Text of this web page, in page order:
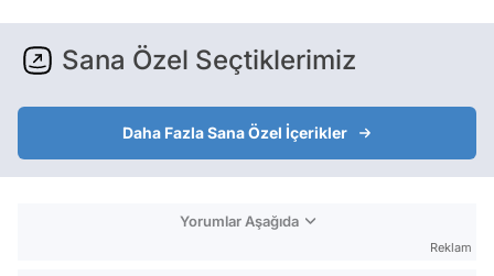
Sana Özel Seçtiklerimiz
Daha Fazla Sana Özel İçerikler
Yorumlar Aşağıda
Reklam